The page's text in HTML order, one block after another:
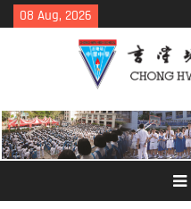
Skip
to
08 Aug, 2026